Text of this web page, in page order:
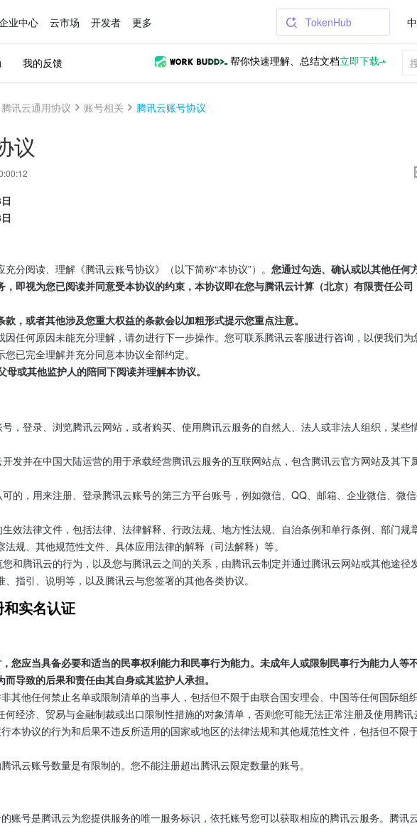
业中心 云市场 开发者 更多 TokenHub
我的反馈 帮你快速理解、总结文档立即下载
腾讯云通用协议 账号相关 腾讯云账号协议
议
分阅读、理解《腾讯云账号协议》（以下简称“本协议”）。 您通过勾选、确认或以其他任何
，即视为您已阅读并同意受本协议的约束，本协议即在您与腾讯云计算（北京）有限责任公
，或者其他涉及您重大权益的条款会以加粗形式提示您重点注意。
因任何原因未能充分理解，请勿进行下一步操作。您可联系腾讯云客服进行咨询，以便我们
已完全理解并充分同意本协议全部约定。
或其他监护人的陪同下阅读并理解本协议。
，登录、浏览腾讯云网站，或者购买、使用腾讯云服务的自然人、法人或非法人组织，某些情
发并在中国大陆运营的用于承载经营腾讯云服务的互联网站点，包含腾讯云官方网站及其下
可的，用来注册、登录腾讯云账号的第三方平台账号，例如微信、QQ、邮箱、企业微信、微
效法律文件，包括法律、法律解释、行政法规、地方性法规、自治条例和单行条例、部门规
规、其他规范性文件、具体应用法律的解释（司法解释）等。
和腾讯云的行为，以及您与腾讯云之间的关系，由腾讯云制定并通过腾讯云网站或其他途径
指引、说明等，以及腾讯云与您签署的其他各类协议。
实名认证
您应当具备必要和适当的民事权利能力和民事行为能力。未成年人或限制民事行为能力人等
导致的后果和责任由其自身或其监护人承担。
其他任何禁止名单或限制清单的当事人，包括但不限于由联合国安理会、中国等任何国际组
经济、贸易与金融制裁或出口限制性措施的对象清单，否则您可能无法正常注册及使用腾讯
本协议的行为和后果不违反所适用的国家或地区的法律法规和其他规范性文件，包括但不限
讯云账号数量是有限制的。您不能注册超出腾讯云限定数量的账号。
账号是腾讯云为您提供服务的唯一服务标识，依托账号您可以获取相应的腾讯云服务。腾讯